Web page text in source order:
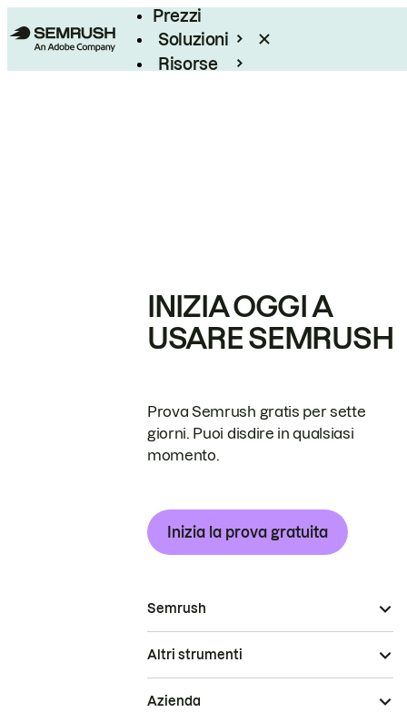
Prezzi
Soluzioni
Risorse
INIZIA OGGI A
USARE SEMRUSH
Prova Semrush gratis per sette
giorni. Puoi disdire in qualsiasi
momento.
Inizia la prova gratuita
Semrush
Altri strumenti
Azienda